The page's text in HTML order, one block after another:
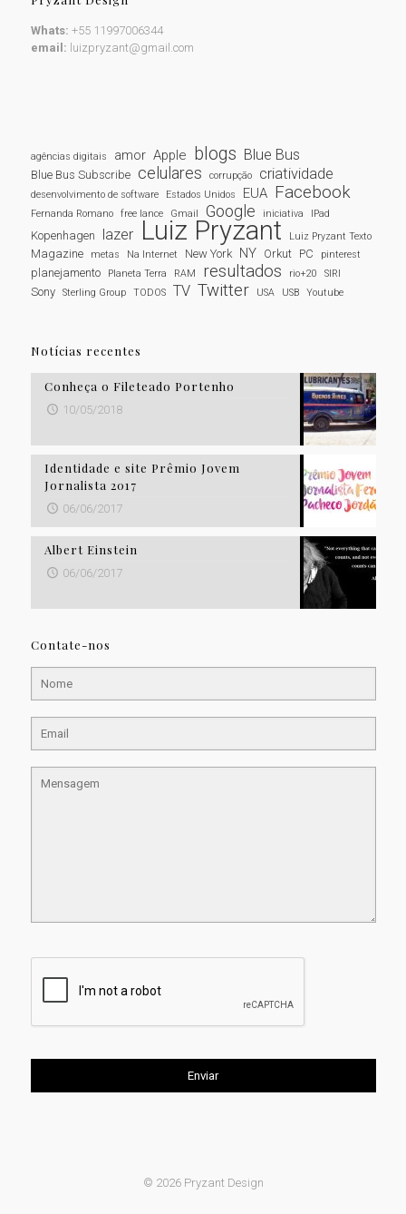
Whats: +55 11997006344
email: luizpryzant@gmail.com
agências digitais amor Apple blogs Blue Bus
Blue Bus Subscribe celulares corrupção criatividade
desenvolvimento de software Estados Unidos EUA Facebook
Fernanda Romano free lance Gmail Google iniciativa IPad
Kopenhagen lazer Luiz Pryzant Luiz Pryzant Texto
Magazine metas Na Internet New York NY Orkut PC pinterest
planejamento Planeta Terra RAM resultados rio+20 SIRI
Sony Sterling Group TODOS TV Twitter USA USB Youtube
Notícias recentes
Conheça o Fileteado Portenho
10/05/2018
Identidade e site Prêmio Jovem
Jornalista 2017
06/06/2017
Albert Einstein
06/06/2017
Contate-nos
© 2026 Pryzant Design